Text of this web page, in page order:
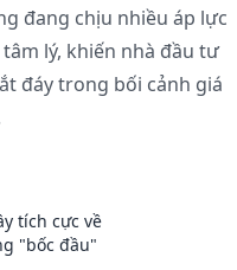
đang chịu nhiều áp lực
lý, khiến nhà đầu tư
đáy trong bối cảnh giá
tích cực về
"bốc đầu"